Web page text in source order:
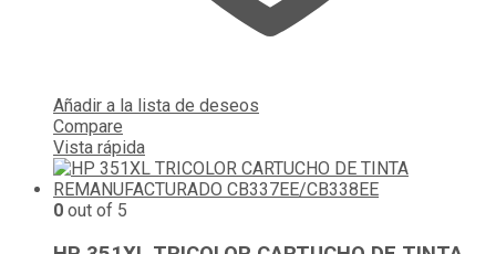
Añadir a la lista de deseos
Compare
Vista rápida
0 out of 5